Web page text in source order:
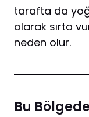
tarafta da
olarak sırta
neden olur.
Bu